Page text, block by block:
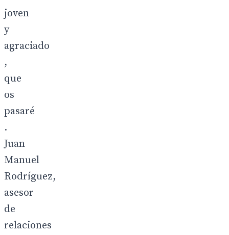
joven
y
agraciado
,
que
os
pasaré
.
Juan
Manuel
Rodríguez,
asesor
de
relaciones